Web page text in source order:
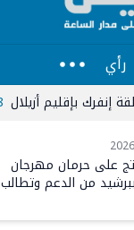
رأي
01:28 بعد 16 عاماً من الغياب.. إسبانيا تعانق المجد العالمي وتتوج بطلة لكأس العالم 2026 أزيلال
على حرمان مهرجان
من الدعم وتطالب